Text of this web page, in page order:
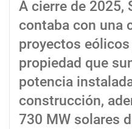
A cierre de 2025,
contaba con una
proyectos
propiedad que
potencia
construcción,
730 MW solares